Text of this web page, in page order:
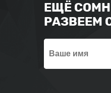
ЕЩЁ
РАЗВЕЕМ